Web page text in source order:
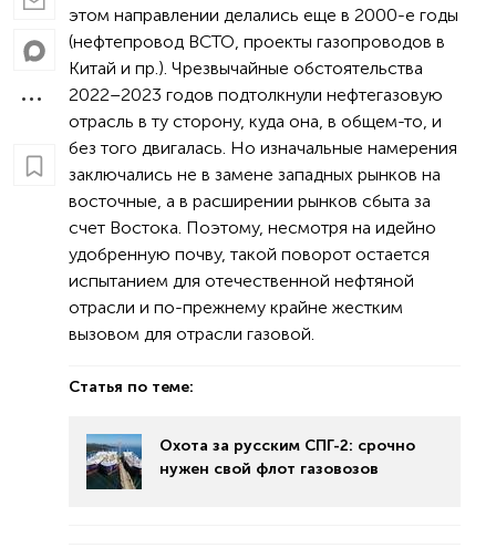
этом направлении делались еще в 2000-е годы
(нефтепровод ВСТО, проекты газопроводов в
Китай и пр.). Чрезвычайные обстоятельства
2022–2023 годов подтолкнули нефтегазовую
отрасль в ту сторону, куда она, в общем-то, и
без того двигалась. Но изначальные намерения
заключались не в замене западных рынков на
восточные, а в расширении рынков сбыта за
счет Востока. Поэтому, несмотря на идейно
удобренную почву, такой поворот остается
испытанием для отечественной нефтяной
отрасли и по-прежнему крайне жестким
вызовом для отрасли газовой.
Статья по теме:
Охота за русским СПГ-2: срочно
нужен свой флот газовозов